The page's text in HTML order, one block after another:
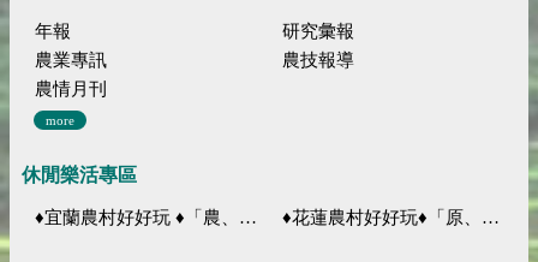
年報
研究彙報
農業專訊
農技報導
農情月刊
more
休閒樂活專區
♦宜蘭農村好好玩 ♦「農、藝、山、水」四條遊程推薦 ♦花蓮農村好好玩♦「原、生、慢、活」四條遊程推薦